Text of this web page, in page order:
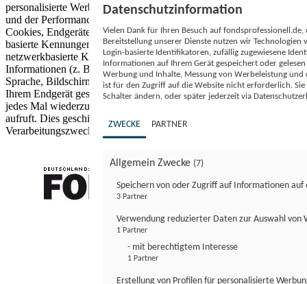
personalisierte Werbung und Inhalte, Messung von Werbeleistung
und der Performance von Inhalten sowie Zielgruppenforschung.
Cookies, Endgeräte- oder ähnliche Online-Kennungen (z. B. login-
basierte Kennungen, zufällig generierte Kennungen,
netzwerkbasierte Kennungen) können zusammen mit anderen
Informationen (z. B. Browsertyp und Browserinformationen,
Sprache, Bildschirmgröße, unterstützte Technologien usw.) auf
Ihrem Endgerät gespeichert oder von dort ausgelesen werden, um es
jedes Mal wiederzuerkennen, wenn es eine App oder einer Webseite
aufruft. Dies geschieht für einen oder mehrere der hier aufgeführten
Verarbeitungszwecke.
Datenschutzinformation
Vielen Dank für Ihren Besuch auf
Bereitstellung unserer Dienste nutzen wir Technologien
Login-basierte Identifikatoren, zufällig zugewiesene
Informationen auf Ihrem Gerät gespeichert oder
Werbung und Inhalte, Messung von Werbeleistung
ist für den Zugriff auf die Website nicht erforderlich.
Schalter ändern, oder später jederzeit via
ZWECKE PARTNER
Allgemein Zwecke (7)
Speichern von oder Zugriff auf Informationen auf
3 Partner
Verwendung reduzierter Daten zur Auswahl von
1 Partner
- mit berechtigtem Interesse
1 Partner
Erstellung von Profilen für personalisierte
FONDS professionell